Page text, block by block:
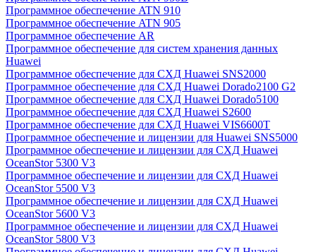
Программное обеспечение ATN 910
Программное обеспечение ATN 905
Программное обеспечение AR
Программное обеспечение для систем хранения данных
Huawei
Программное обеспечение для СХД Huawei SNS2000
Программное обеспечение для СХД Huawei Dorado2100 G2
Программное обеспечение для СХД Huawei Dorado5100
Программное обеспечение для СХД Huawei S2600
Программное обеспечение для СХД Huawei VIS6600T
Программное обеспечение и лицензии для Huawei SNS5000
Программное обеспечение и лицензии для СХД Huawei
OceanStor 5300 V3
Программное обеспечение и лицензии для СХД Huawei
OceanStor 5500 V3
Программное обеспечение и лицензии для СХД Huawei
OceanStor 5600 V3
Программное обеспечение и лицензии для СХД Huawei
OceanStor 5800 V3